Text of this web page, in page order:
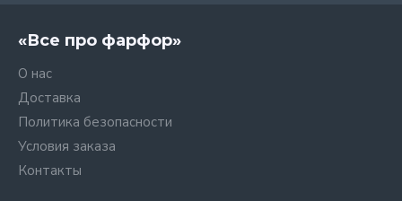
«Все про фарфор»
О нас
Доставка
Политика безопасности
Условия заказа
Контакты